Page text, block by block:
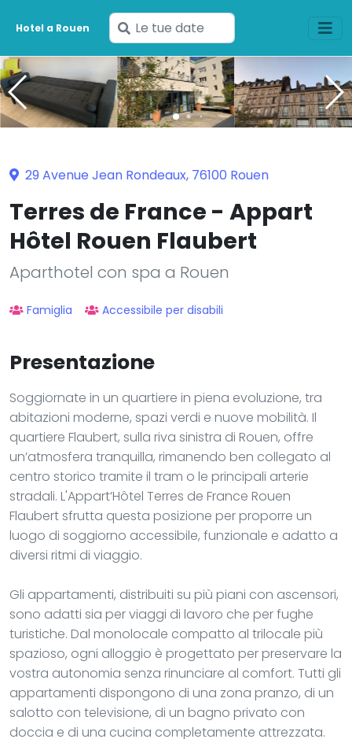
Hotel a Rouen
Inserisci
le
tue
date
29 Avenue Jean Rondeaux, 76100 Rouen
Terres de France - Appart
Hôtel Rouen Flaubert
Aparthotel con spa a Rouen
Famiglia Accessibile per disabili
Presentazione
Soggiornate in un quartiere in piena evoluzione, tra
abitazioni moderne, spazi verdi e nuove mobilità. Il
quartiere Flaubert, sulla riva sinistra di Rouen, offre
un’atmosfera tranquilla, rimanendo ben collegato al
centro storico tramite il tram o le principali arterie
stradali. L'Appart’Hôtel Terres de France Rouen
Flaubert sfrutta questa posizione per proporre un
luogo di soggiorno accessibile, funzionale e adatto a
diversi ritmi di viaggio.
Gli appartamenti, distribuiti su più piani con ascensori,
sono adatti sia per viaggi di lavoro che per fughe
turistiche. Dal monolocale compatto al trilocale più
spazioso, ogni alloggio è progettato per preservare la
vostra autonomia senza rinunciare al comfort. Tutti gli
appartamenti dispongono di una zona pranzo, di un
salotto con televisione, di un bagno privato con
doccia e di una cucina completamente attrezzata.